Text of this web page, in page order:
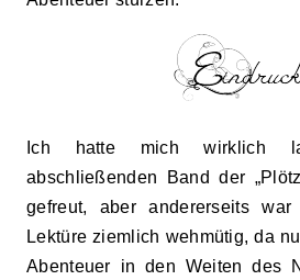
Ich hatte mich wirklich
abschließenden Band der
gefreut, aber andererseits
Lektüre ziemlich wehmütig, da
Abenteuer in den Weiten des